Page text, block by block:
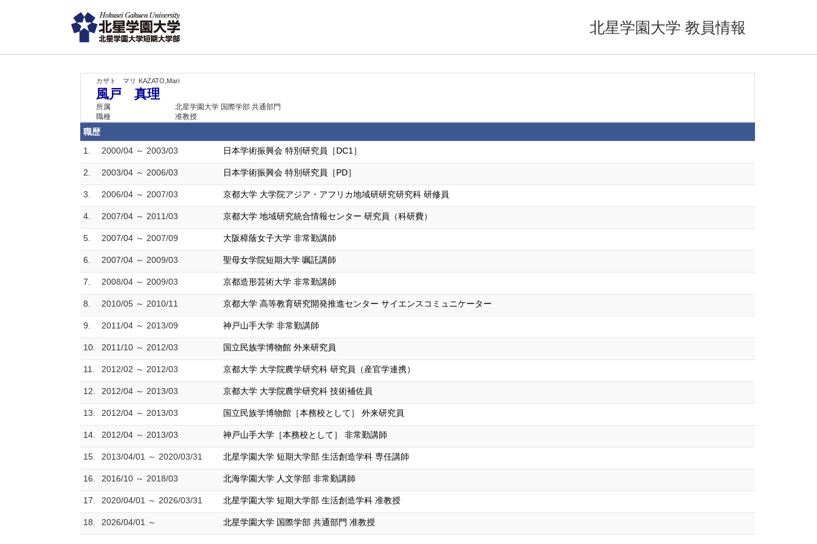
北星学園大学 教員情報
カザト マリ KAZATO,Mari
風戸 真理
所属
北星学園大学 国際学部 共通部門
職種
准教授
職歴
1.
2000/04 ～ 2003/03 日本学術振興会 特別研究員［DC1］
2. 2003/04 ～ 2006/03 日本学術振興会 特別研究員［PD］
3. 2006/04 ～ 2007/03 京都大学 大学院アジア・アフリカ地域研研究研究科 研修員
4. 2007/04 ～ 2011/03 京都大学 地域研究統合情報センター 研究員（科研費）
5. 2007/04 ～ 2007/09 大阪樟蔭女子大学 非常勤講師
6. 2007/04 ～ 2009/03 聖母女学院短期大学 嘱託講師
7. 2008/04 ～ 2009/03 京都造形芸術大学 非常勤講師
8. 2010/05 ～ 2010/11 京都大学 高等教育研究開発推進センター サイエンスコミュニケーター
9. 2011/04 ～ 2013/09 神戸山手大学 非常勤講師
10. 2011/10 ～ 2012/03 国立民族学博物館 外来研究員
11. 2012/02 ～ 2012/03 京都大学 大学院農学研究科 研究員（産官学連携）
12. 2012/04 ～ 2013/03 京都大学 大学院農学研究科 技術補佐員
13. 2012/04 ～ 2013/03 国立民族学博物館［本務校として］ 外来研究員
14. 2012/04 ～ 2013/03 神戸山手大学［本務校として］ 非常勤講師
15. 2013/04/01 ～ 2020/03/31 北星学園大学 短期大学部 生活創造学科 専任講師
16. 2016/10 ～ 2018/03 北海学園大学 人文学部 非常勤講師
17. 2020/04/01 ～ 2026/03/31 北星学園大学 短期大学部 生活創造学科 准教授
18. 2026/04/01 ～ 北星学園大学 国際学部 共通部門 准教授